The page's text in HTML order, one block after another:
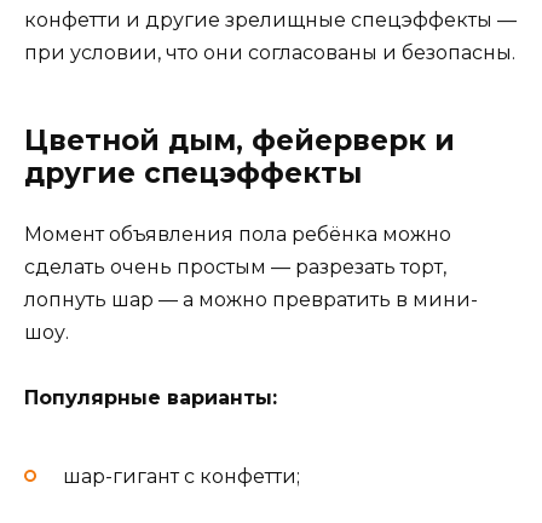
конфетти и другие зрелищные спецэффекты —
при условии, что они согласованы и безопасны.
Цветной дым, фейерверк и
другие спецэффекты
Момент объявления пола ребёнка можно
сделать очень простым — разрезать торт,
лопнуть шар — а можно превратить в мини-
шоу.
Популярные варианты:
шар-гигант с конфетти;